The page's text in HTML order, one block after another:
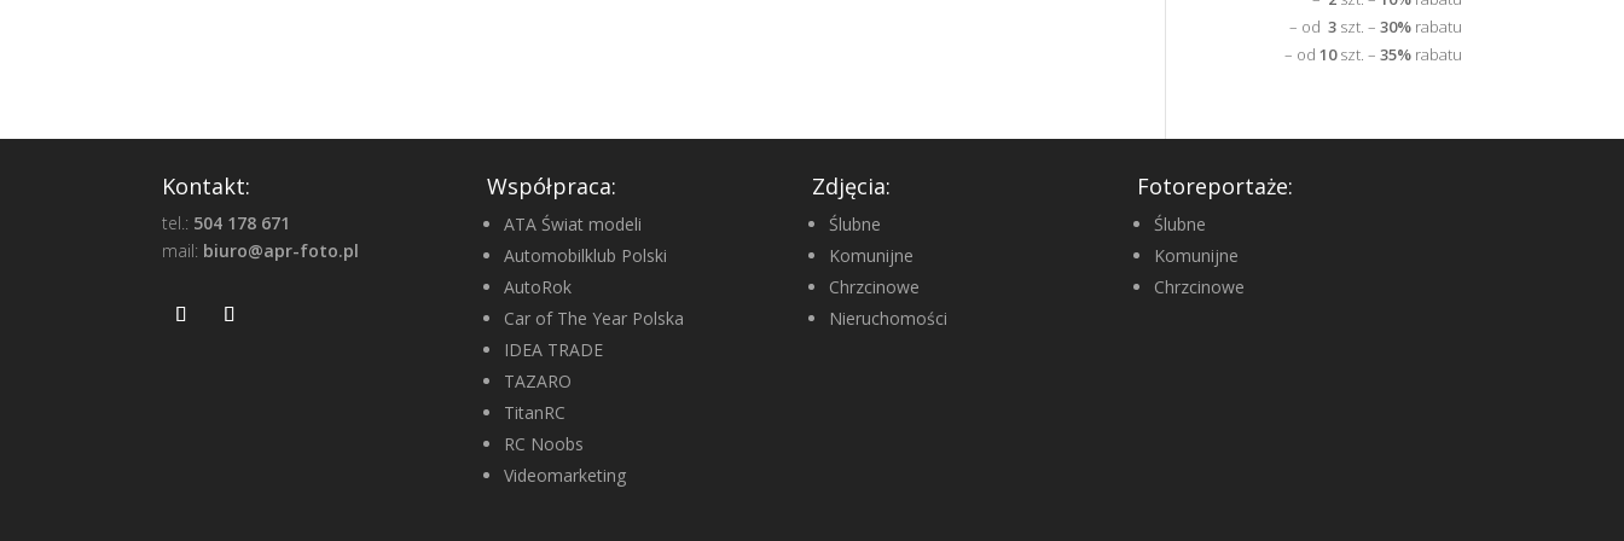
– od 3szt. – 30%rabatu
– od 10szt. – 35%rabatu
Kontakt:
tel.: 504 178 671
mail: biuro@apr-foto.pl
Współpraca:
ATA Świat modeli
Automobilklub Polski
AutoRok
Car of The Year Polska
IDEA TRADE
TAZARO
TitanRC
RC Noobs
Videomarketing
Zdjęcia:
Ślubne
Komunijne
Chrzcinowe
Nieruchomości
Fotoreportaże:
Ślubne
Komunijne
Chrzcinowe